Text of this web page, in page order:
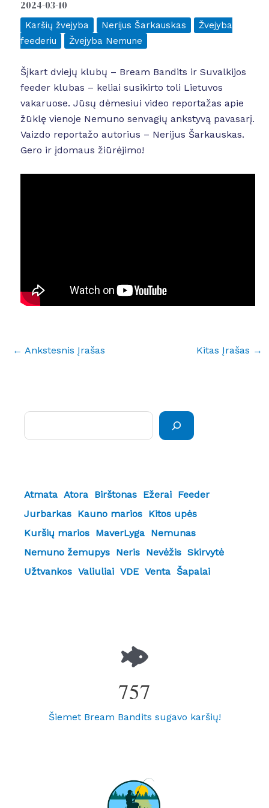
2024-03-10
Karšių žvejyba Nerijus Šarkauskas
Žvejyba
feederiu
Žvejyba Nemune
Šįkart dviejų klubų – Bream Bandits ir Suvalkijos
feeder klubas – keliai susikirto toli Lietuvos
vakaruose. Jūsų dėmesiui video reportažas apie
žūklę vienoje Nemuno senvagių ankstyvą pavasarį.
Vaizdo reportažo autorius – Nerijus Šarkauskas.
Gero ir įdomaus žiūrėjimo!
← Ankstesnis Įrašas Kitas Įrašas →
Atmata Atora Birštonas Ežerai Feeder
Jurbarkas Kauno marios Kitos upės
Kuršių marios MaverLyga Nemunas
Nemuno žemupys Neris Nevėžis Skirvytė
Užtvankos Valiuliai VDE Venta Šapalai
757
Šiemet Bream Bandits sugavo karšių!